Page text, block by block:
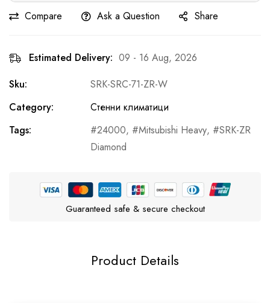
Compare Ask a Question Share
Estimated Delivery: 09 - 16 Aug, 2026
Sku:
SRK-SRC-71-ZR-W
Category:
Стенни климатици
Tags:
24000, Mitsubishi Heavy,
SRK-ZR
Diamond
Guaranteed safe & secure checkout
Product Details